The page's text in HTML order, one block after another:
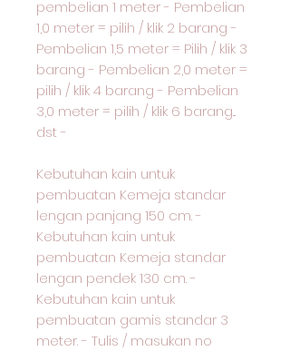
pembelian 1 meter - Pembelian
1,0 meter = pilih / klik 2 barang -
Pembelian 1,5 meter = Pilih / klik 3
barang - Pembelian 2,0 meter =
pilih / klik 4 barang - Pembelian
3,0 meter = pilih / klik 6 barang...
dst -
Kebutuhan kain untuk
pembuatan Kemeja standar
lengan panjang 150 cm. -
Kebutuhan kain untuk
pembuatan Kemeja standar
lengan pendek 130 cm. -
Kebutuhan kain untuk
pembuatan gamis standar 3
meter. - Tulis / masukan no